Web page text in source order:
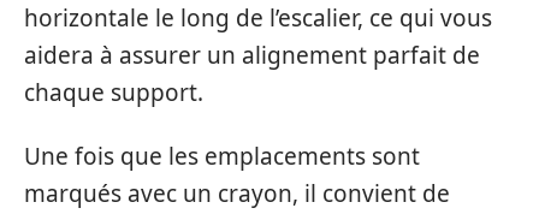
horizontale le long de l’escalier, ce qui vous
aidera à assurer un alignement parfait de
chaque support.
Une fois que les emplacements sont
marqués avec un crayon, il convient de